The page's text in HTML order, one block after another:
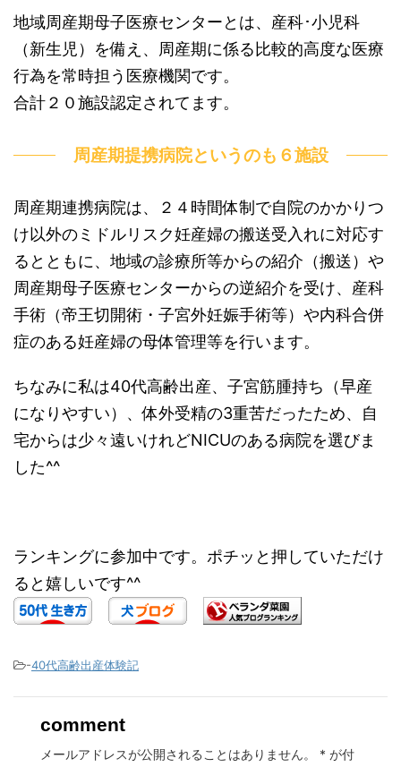
地域周産期母子医療センターとは、産科･小児科
（新生児）を備え、周産期に係る比較的高度な医療
行為を常時担う医療機関です。
合計２０施設認定されてます。
周産期提携病院というのも６施設
周産期連携病院は、２４時間体制で自院のかかりつ
け以外のミドルリスク妊産婦の搬送受入れに対応す
るとともに、地域の診療所等からの紹介（搬送）や
周産期母子医療センターからの逆紹介を受け、産科
手術（帝王切開術・子宮外妊娠手術等）や内科合併
症のある妊産婦の母体管理等を行います。
ちなみに私は40代高齢出産、子宮筋腫持ち（早産
になりやすい）、体外受精の3重苦だったため、自
宅からは少々遠いけれどNICUのある病院を選びま
した^^
ランキングに参加中です。ポチッと押していただけ
ると嬉しいです^^
-40代高齢出産体験記
comment
メールアドレスが公開されることはありません。 * が付